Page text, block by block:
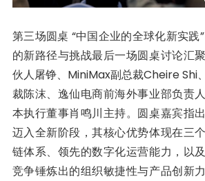
第三场圆桌 “中国企业的全球化新实践
的新路径与挑战最后一场圆桌讨论汇
伙人屠铮、MiniMax副总裁Cheire Shi
裁陈沫、逸仙电商前海外事业部负责
本执行董事肖鸣川主持。圆桌嘉宾指
迈入全新阶段，其核心优势体现在三
链体系、领先的数字化运营能力，以
竞争锤炼出的组织敏捷性与产品创新